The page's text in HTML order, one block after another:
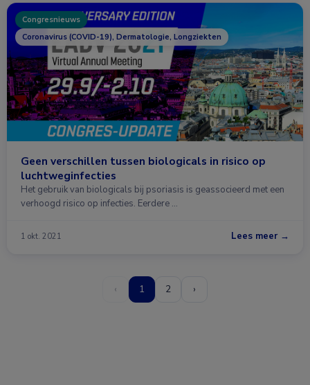
Congresnieuws
Coronavirus (COVID-19), Dermatologie, Longziekten
Geen verschillen tussen biologicals in risico op
luchtweginfecties
Het gebruik van biologicals bij psoriasis is geassocieerd met een
verhoogd risico op infecties. Eerdere …
1 okt. 2021 Lees meer →
‹ 1 2 ›